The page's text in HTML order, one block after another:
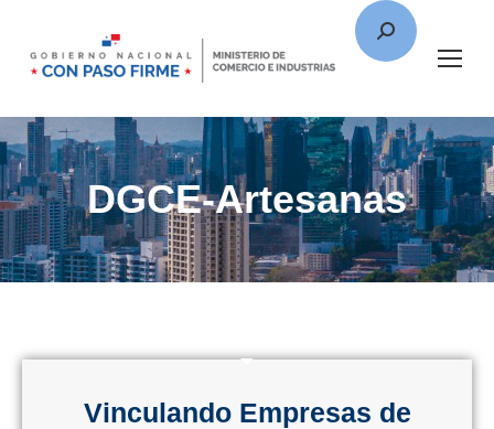
DGCE-Artesanas
Vinculando Empresas de